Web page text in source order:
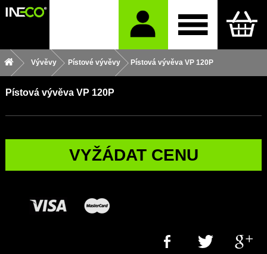
Vývěvy Pístové vývěvy Pístová vývěva VP 120P
Pístová vývěva VP 120P
VYŽÁDAT CENU